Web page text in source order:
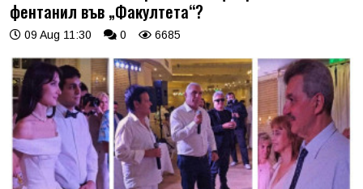
фентанил във „Факултета“?
09 Aug 11:30 0 6685